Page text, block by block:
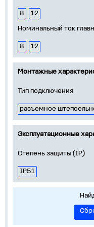
8
12
Номинальный ток
8 12
Монтажные
Тип подключения
разъемное
Эксплуатационные
Степень защиты (IP)
IP51